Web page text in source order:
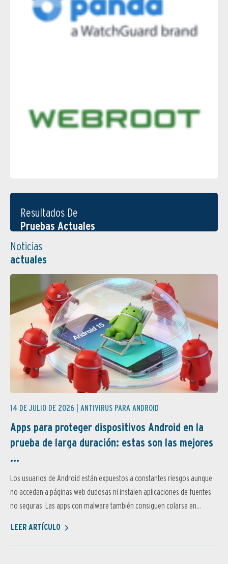
Resultados De
Pruebas Actuales
Noticias
actuales
14 DE JULIO DE 2026 | ANTIVIRUS PARA ANDROID
Apps para proteger dispositivos Android en la
prueba de larga duración: estas son las mejores
...
Los usuarios de Android están expuestos a constantes riesgos aunque
no accedan a páginas web dudosas ni instalen aplicaciones de fuentes
no seguras. Las apps con malware también consiguen colarse en...
LEER ARTÍCULO